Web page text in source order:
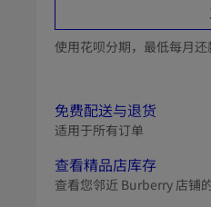
使用花呗分期，最低每月还
免费配送与退货
适用于所有订单
查看精品店库存
查看您邻近 Burberry 店铺